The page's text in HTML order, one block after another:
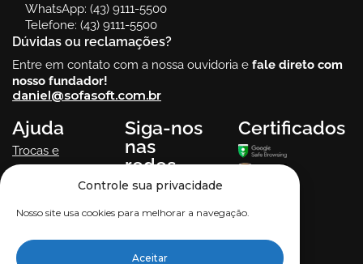
Controle sua privacidade
Nosso site usa cookies para melhorar a navegação.
Aceitar
WhatsApp: (43) 9111-5500
Telefone: (43) 9111-5500
Dúvidas ou reclamações?
Entre em contato com a nossa ouvidoria e fale direto com
nosso fundador!
daniel@sofasoft.com.br
Ajuda
Trocas e
devoluções
Termos de uso
Política de
Siga-nos
nas
redes
sociais!
Certificados